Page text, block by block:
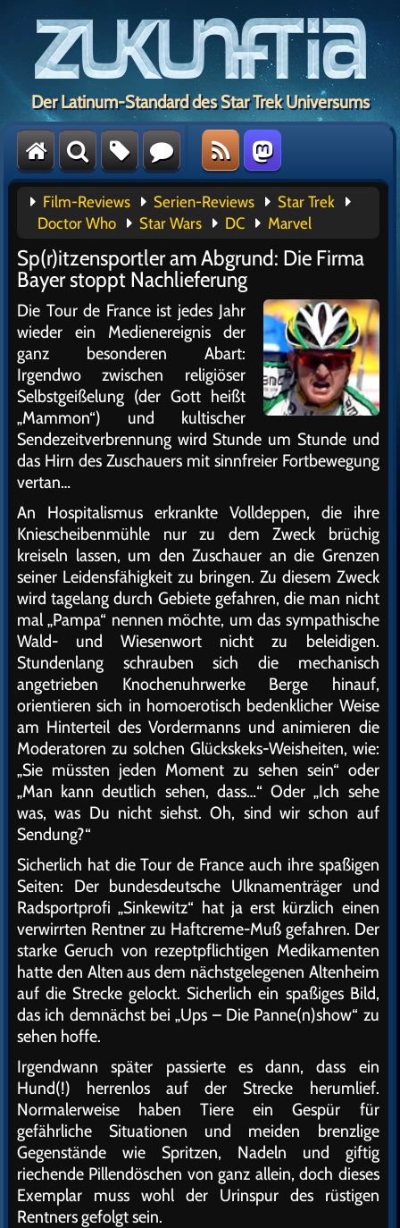
Der Latinum-Standard des Star Trek Universums
Film-Reviews Serien-Reviews
Star Trek
Doctor Who
Star Wars DC Marvel
Sp(r)itzensportler am Abgrund: Die Firma
Bayer stoppt Nachlieferung
Die Tour de France ist jedes Jahr
wieder ein Medienereignis der
ganz besonderen Abart:
Irgendwo zwischen religiöser
Selbstgeißelung (der Gott heißt
„Mammon“) und kultischer
Sendezeitverbrennung wird Stunde um Stunde und
das Hirn des Zuschauers mit sinnfreier Fortbewegung
vertan…
An Hospitalismus erkrankte Volldeppen, die ihre
Kniescheibenmühle nur zu dem Zweck brüchig
kreiseln lassen, um den Zuschauer an die Grenzen
seiner Leidensfähigkeit zu bringen. Zu diesem Zweck
wird tagelang durch Gebiete gefahren, die man nicht
mal „Pampa“ nennen möchte, um das sympathische
Wald- und Wiesenwort nicht zu beleidigen.
Stundenlang schrauben sich die mechanisch
angetrieben Knochenuhrwerke Berge hinauf,
orientieren sich in homoerotisch bedenklicher Weise
am Hinterteil des Vordermanns und animieren die
Moderatoren zu solchen Glückskeks-Weisheiten, wie:
„Sie müssten jeden Moment zu sehen sein“ oder
„Man kann deutlich sehen, dass…“ Oder „Ich sehe
was, was Du nicht siehst. Oh, sind wir schon auf
Sendung?“
Sicherlich hat die Tour de France auch ihre spaßigen
Seiten: Der bundesdeutsche Ulknamenträger und
Radsportprofi „Sinkewitz“ hat ja erst kürzlich einen
verwirrten Rentner zu Haftcreme-Muß gefahren. Der
starke Geruch von rezeptpflichtigen Medikamenten
hatte den Alten aus dem nächstgelegenen Altenheim
auf die Strecke gelockt. Sicherlich ein spaßiges Bild,
das ich demnächst bei „Ups – Die Panne(n)show“ zu
sehen hoffe.
Irgendwann später passierte es dann, dass ein
Hund(!) herrenlos auf der Strecke herumlief.
Normalerweise haben Tiere ein Gespür für
gefährliche Situationen und meiden brenzlige
Gegenstände wie Spritzen, Nadeln und giftig
riechende Pillendöschen von ganz allein, doch dieses
Exemplar muss wohl der Urinspur des rüstigen
Rentners gefolgt sein.